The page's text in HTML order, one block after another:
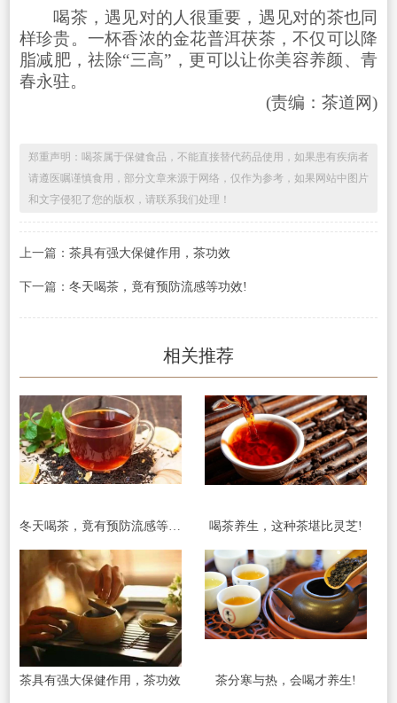
喝茶，遇见对的人很重要，遇见对的茶也同
样珍贵。一杯香浓的金花普洱茯茶，不仅可以降
脂减肥，祛除“三高”，更可以让你美容养颜、青
春永驻。
(责编：茶道网)
郑重声明：喝茶属于保健食品，不能直接替代药品使用，如果患有疾病者
请遵医嘱谨慎食用，部分文章来源于网络，仅作为参考，如果网站中图片
和文字侵犯了您的版权，请联系我们处理！
上一篇： 茶具有强大保健作用，茶功效
下一篇： 冬天喝茶，竟有预防流感等功效!
相关推荐
冬天喝茶，竟有预防流感等功效! 喝茶养生，这种茶堪比灵芝!
茶具有强大保健作用，茶功效 茶分寒与热，会喝才养生!